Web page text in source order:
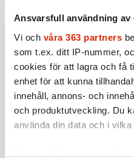
Ansvarsfull användning
Vi och våra 363 partners
som t.ex. ditt IP-nummer,
cookies för att lagra och få
enhet för att kunna
innehåll, annons- och
och produktutveckling. Du
använda din data och i vilka
Ta reda på mer om hur
franska civilisationen
3.Den röda tråden som
Av: Gustaf Lewander
4.Nina Lekander:På
alla om att vara
KRÖNIKA
5. Sakine Madon:
Efter
vänstern för Agnes Wold
STICKET